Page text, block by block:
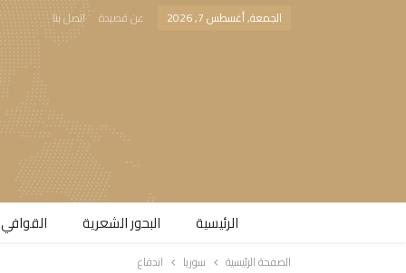
الجمعة, أغسطس 7, 2026 عن قصيدة اتصل بنا
الرئيسية البحور الشعرية​
الصفحة الرئيسية سوريا اندفاع